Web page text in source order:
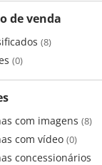
de venda
(8)
(0)
com imagens (8)
com vídeo (0)
concessionários